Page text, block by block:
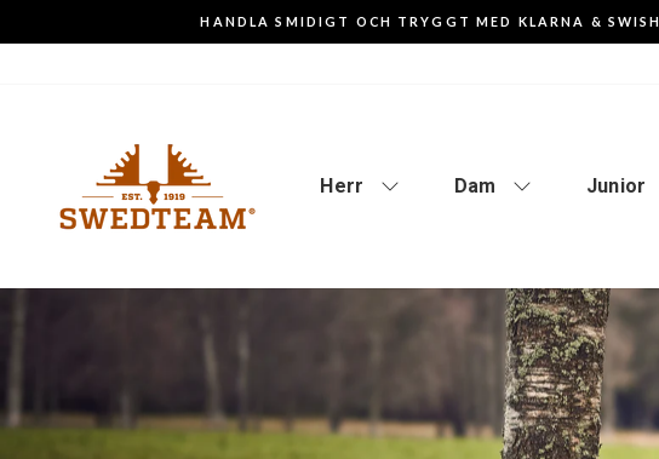
HANDLA SMIDIGT OCH TRYGGT MED KLARNA & SWISH
Herr Dam Junior